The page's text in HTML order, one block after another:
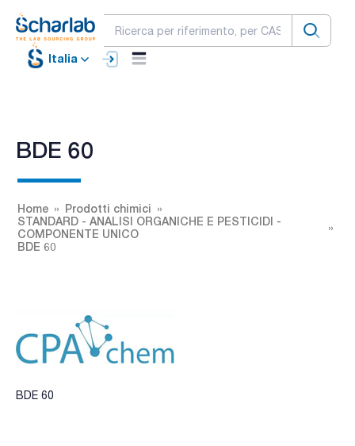
Italia
BDE 60
Home
Prodotti chimici
STANDARD - ANALISI ORGANICHE E PESTICIDI -
COMPONENTE UNICO
BDE 60
BDE 60